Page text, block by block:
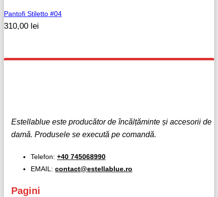
Pantofi Stiletto #04
310,00 lei
Estellablue este producător de încălțăminte și accesorii de
damă. Produsele se execută pe comandă.
Telefon: +40 745068990
EMAIL: contact@estellablue.ro
Pagini